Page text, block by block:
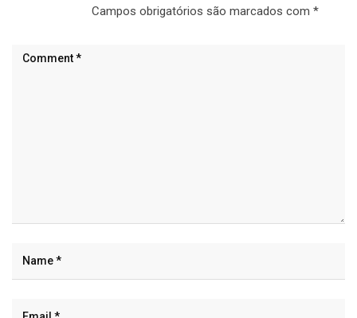
Campos obrigatórios são marcados com *